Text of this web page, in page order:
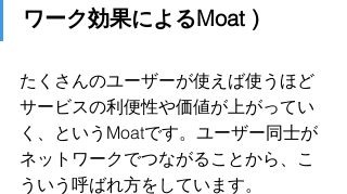
ワーク効果によるMoat )
たくさんのユーザーが使えば使うほど
サービスの利便性や価値が上がってい
く、というMoatです。ユーザー同士が
ネットワークでつながることから、こ
ういう呼ばれ方をしています。